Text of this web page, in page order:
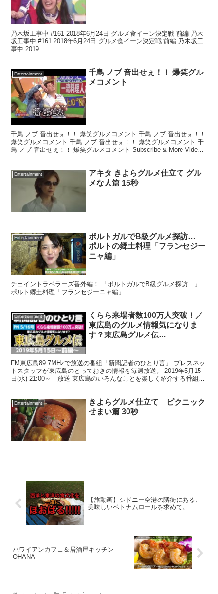
乃木坂工事中 #161 2018年6月24日 グルメ食イーン決定戦 前編 乃木
坂工事中 #161 2018年6月24日 グルメ食イーン決定戦 前編 乃木坂工
事中 2019
Entertainment
千鳥 ノブ 音出せぇ！！ 爆笑グル
メコメント
千鳥 ノブ 音出せぇ！！ 爆笑グルメコメント 千鳥 ノブ 音出せぇ！！
爆笑グルメコメント 千鳥 ノブ 音出せぇ！！ 爆笑グルメコメント 千
鳥 ノブ 音出せぇ！！ 爆笑グルメコメント Subscribe & More Videos:
Entertainment
アキタ きよらグルメ仕立て グル
メな人篇 15秒
Entertainment
ポルトガルでB級グルメ探訪…
ポルトの郷土料理「フランセジー
ニャ編」
チェイントラベラーズ番外編！ 「ポルトガルでB級グルメ探訪…」
ポルト郷土料理「フランセジーニャ編」
Entertainment
くらら来場者数100万人突破！／
東広島のグルメ情報気になりま
す？東広島グルメ伝
FM東広島89.7MHzで放送の番組「新聞記者のひとり言」 プレスネッ
トスタッフが東広島のとっておきの情報を毎週放送。 2019年5月15
日(水) 21:00～ 放送 東広島のいろんなことを楽しく紹介する番組。
Entertainment
きよらグルメ仕立て ピクニック
せまい篇 30秒
【旅動画】シドニー空港の隣街にある、
美味しいベトナムロールを求めて。
ハワイアンカフェ＆居酒屋キッチン
OHANA